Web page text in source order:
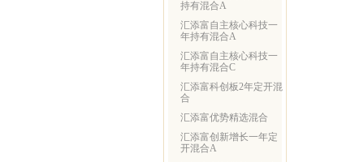
持有混合A
汇添富自主核心科技一
年持有混合A
汇添富自主核心科技一
年持有混合C
汇添富科创板2年定开混
合
汇添富优势精选混合
汇添富创新增长一年定
开混合A